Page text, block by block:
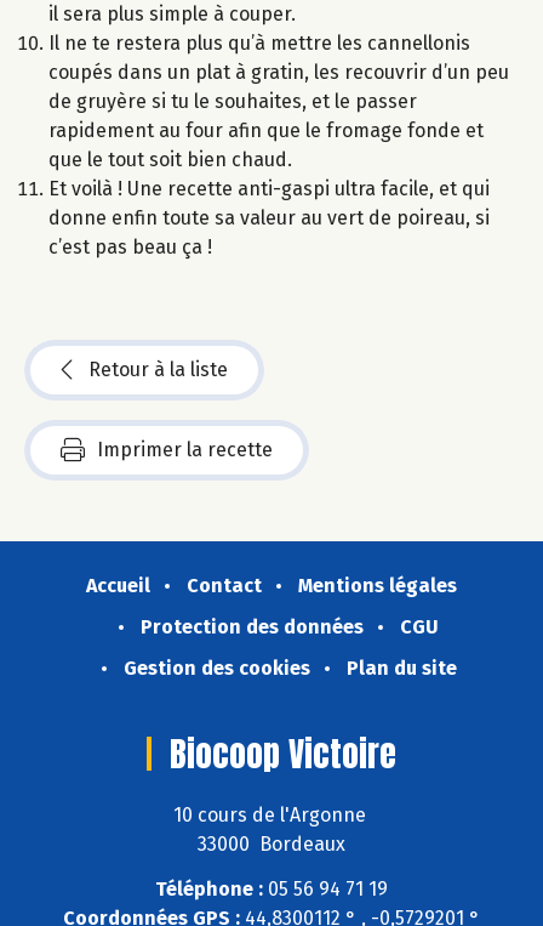
il sera plus simple à couper.
Il ne te restera plus qu’à mettre les cannellonis
coupés dans un plat à gratin, les recouvrir d’un peu
de gruyère si tu le souhaites, et le passer
rapidement au four afin que le fromage fonde et
que le tout soit bien chaud.
Et voilà ! Une recette anti-gaspi ultra facile, et qui
donne enfin toute sa valeur au vert de poireau, si
c’est pas beau ça !
Retour à la liste
Imprimer la recette
Accueil Contact
Mentions légales
Protection des données
CGU
Gestion des cookies
Plan du site
Biocoop Victoire
10 cours de l'Argonne
33000 Bordeaux
Téléphone : 05 56 94 71 19
Coordonnées GPS : 44,8300112 ° , -0,5729201 °